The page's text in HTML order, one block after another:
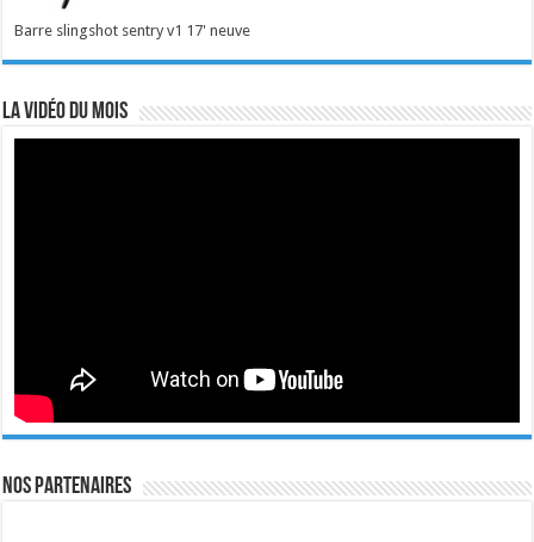
Barre slingshot sentry v1 17' neuve
La vidéo du mois
Nos Partenaires